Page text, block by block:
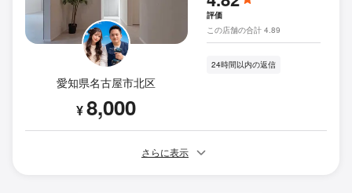
愛知県名古屋市北区
¥8,000
評価
この店舗の合計 4.89
24時間以内の返信
さらに表示